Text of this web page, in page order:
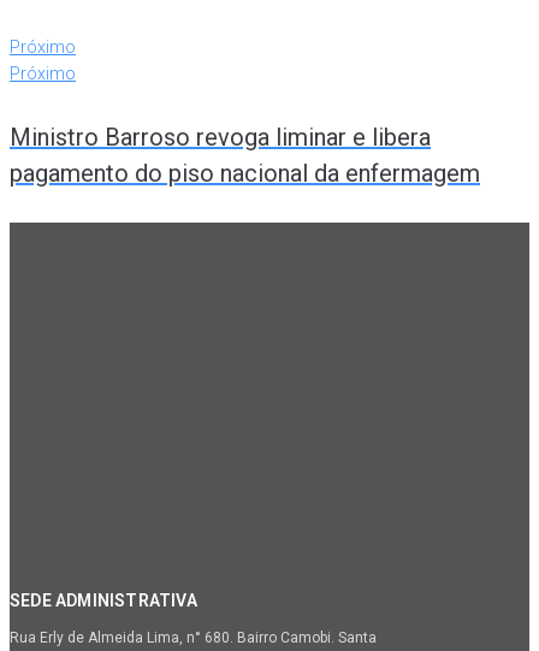
Próximo
Próximo
Ministro Barroso revoga liminar e libera
pagamento do piso nacional da enfermagem
SEDE ADMINISTRATIVA
Rua Erly de Almeida Lima, n° 680. Bairro Camobi. Santa